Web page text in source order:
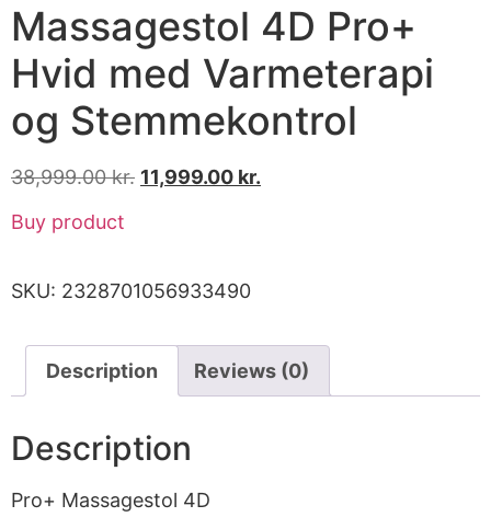
Massagestol 4D Pro+
Hvid med Varmeterapi
og Stemmekontrol
38,999.00kr. 11,999.00 kr.
Buy product
SKU: 2328701056933490
Description Reviews (0)
Description
Pro+ Massagestol 4D